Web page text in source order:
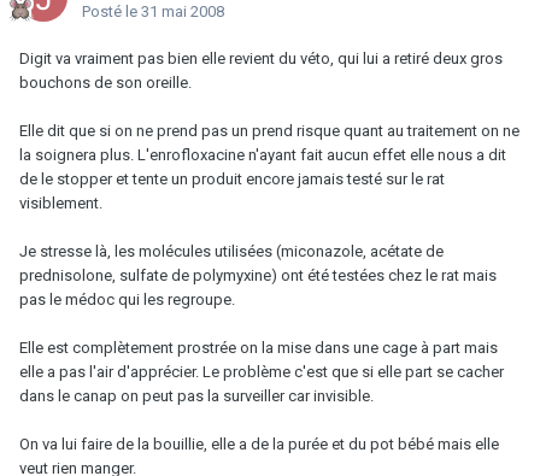
Posté le 31 mai 2008
Digit va vraiment pas bien elle revient du véto, qui lui a retiré deux gros
bouchons de son oreille.
Elle dit que si on ne prend pas un prend risque quant au traitement on ne
la soignera plus. L'enrofloxacine n'ayant fait aucun effet elle nous a dit
de le stopper et tente un produit encore jamais testé sur le rat
visiblement.
Je stresse là, les molécules utilisées (miconazole, acétate de
prednisolone, sulfate de polymyxine) ont été testées chez le rat mais
pas le médoc qui les regroupe.
Elle est complètement prostrée on la mise dans une cage à part mais
elle a pas l'air d'apprécier. Le problème c'est que si elle part se cacher
dans le canap on peut pas la surveiller car invisible.
On va lui faire de la bouillie, elle a de la purée et du pot bébé mais elle
veut rien manger.